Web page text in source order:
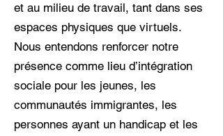
et au milieu de travail, tant dans ses
espaces physiques que virtuels.
Nous entendons renforcer notre
présence comme lieu d’intégration
sociale pour les jeunes, les
communautés immigrantes, les
personnes ayant un handicap et les